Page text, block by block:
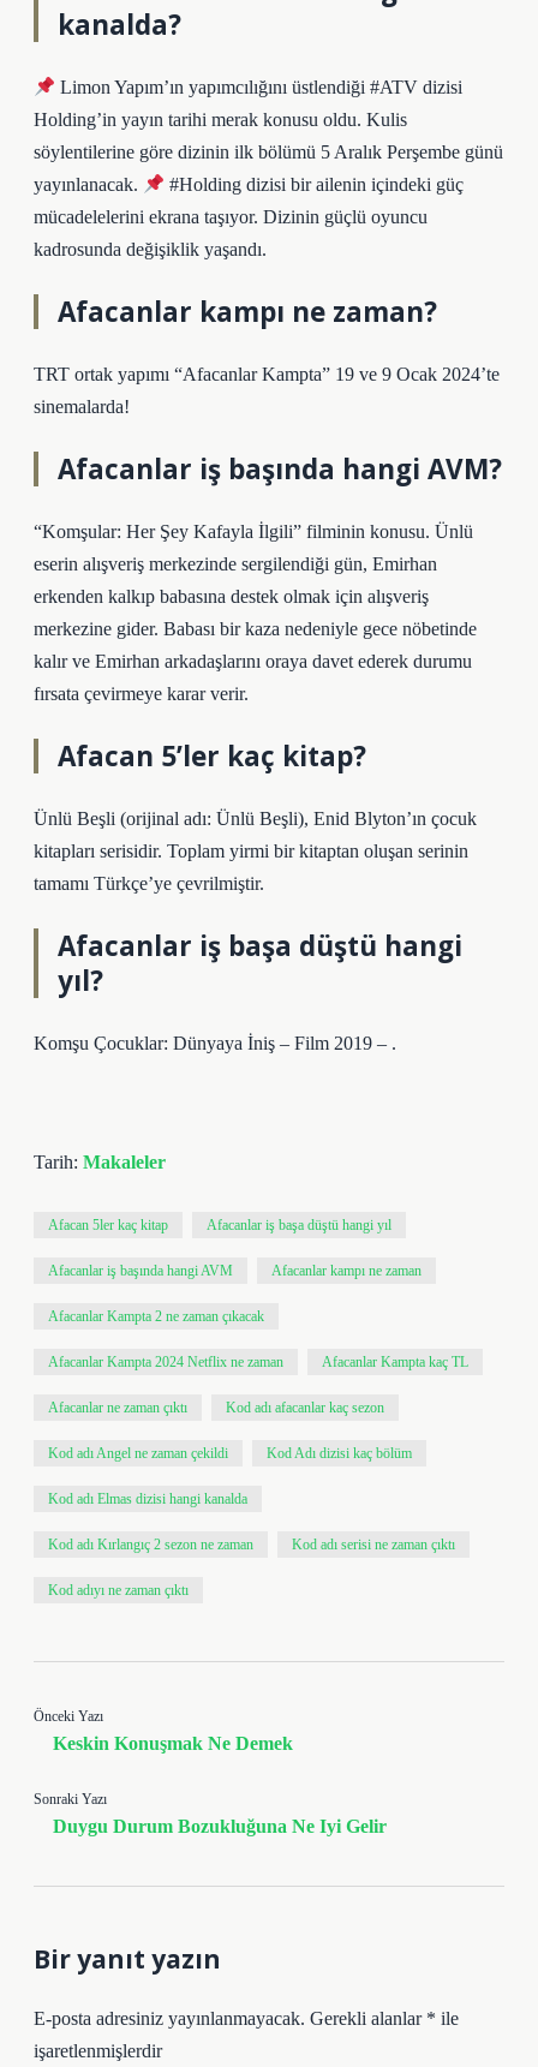
kanalda?
Limon Yapım’ın yapımcılığını üstlendiği #ATV dizisi
Holding’in yayın tarihi merak konusu oldu. Kulis
söylentilerine göre dizinin ilk bölümü 5 Aralık Perşembe günü
yayınlanacak.
#Holding dizisi bir ailenin içindeki güç
mücadelelerini ekrana taşıyor. Dizinin güçlü oyuncu
kadrosunda değişiklik yaşandı.
Afacanlar kampı ne zaman?
TRT ortak yapımı “Afacanlar Kampta” 19 ve 9 Ocak 2024’te
sinemalarda!
Afacanlar iş başında hangi AVM?
“Komşular: Her Şey Kafayla İlgili” filminin konusu. Ünlü
eserin alışveriş merkezinde sergilendiği gün, Emirhan
erkenden kalkıp babasına destek olmak için alışveriş
merkezine gider. Babası bir kaza nedeniyle gece nöbetinde
kalır ve Emirhan arkadaşlarını oraya davet ederek durumu
fırsata çevirmeye karar verir.
Afacan 5’ler kaç kitap?
Ünlü Beşli (orijinal adı: Ünlü Beşli), Enid Blyton’ın çocuk
kitapları serisidir. Toplam yirmi bir kitaptan oluşan serinin
tamamı Türkçe’ye çevrilmiştir.
Afacanlar iş başa düştü hangi
yıl?
Komşu Çocuklar: Dünyaya İniş – Film 2019 – .
Tarih: Makaleler
Afacan 5ler kaç kitap Afacanlar iş başa düştü hangi yıl
Afacanlar iş başında hangi AVM Afacanlar kampı ne zaman
Afacanlar Kampta 2 ne zaman çıkacak
Afacanlar Kampta 2024 Netflix ne zaman Afacanlar Kampta kaç TL
Afacanlar ne zaman çıktı Kod adı afacanlar kaç sezon
Kod adı Angel ne zaman çekildi Kod Adı dizisi kaç bölüm
Kod adı Elmas dizisi hangi kanalda
Kod adı Kırlangıç 2 sezon ne zaman Kod adı serisi ne zaman çıktı
Kod adıyı ne zaman çıktı
Önceki Yazı
Keskin Konuşmak Ne Demek
Sonraki Yazı
Duygu Durum Bozukluğuna Ne Iyi Gelir
Bir yanıt yazın
E-posta adresiniz yayınlanmayacak. Gerekli alanlar * ile
işaretlenmişlerdir